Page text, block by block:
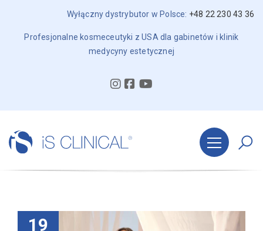
Wyłączny dystrybutor w Polsce: +48 22 230 43 36
Profesjonalne kosmeceutyki z USA dla gabinetów i klinik
medycyny estetycznej
19